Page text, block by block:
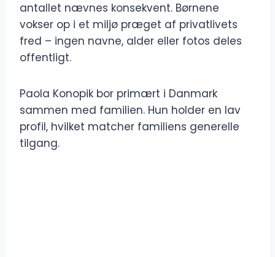
antallet nævnes konsekvent. Børnene
vokser op i et miljø præget af privatlivets
fred – ingen navne, alder eller fotos deles
offentligt.
Paola Konopik bor primært i Danmark
sammen med familien. Hun holder en lav
profil, hvilket matcher familiens generelle
tilgang.